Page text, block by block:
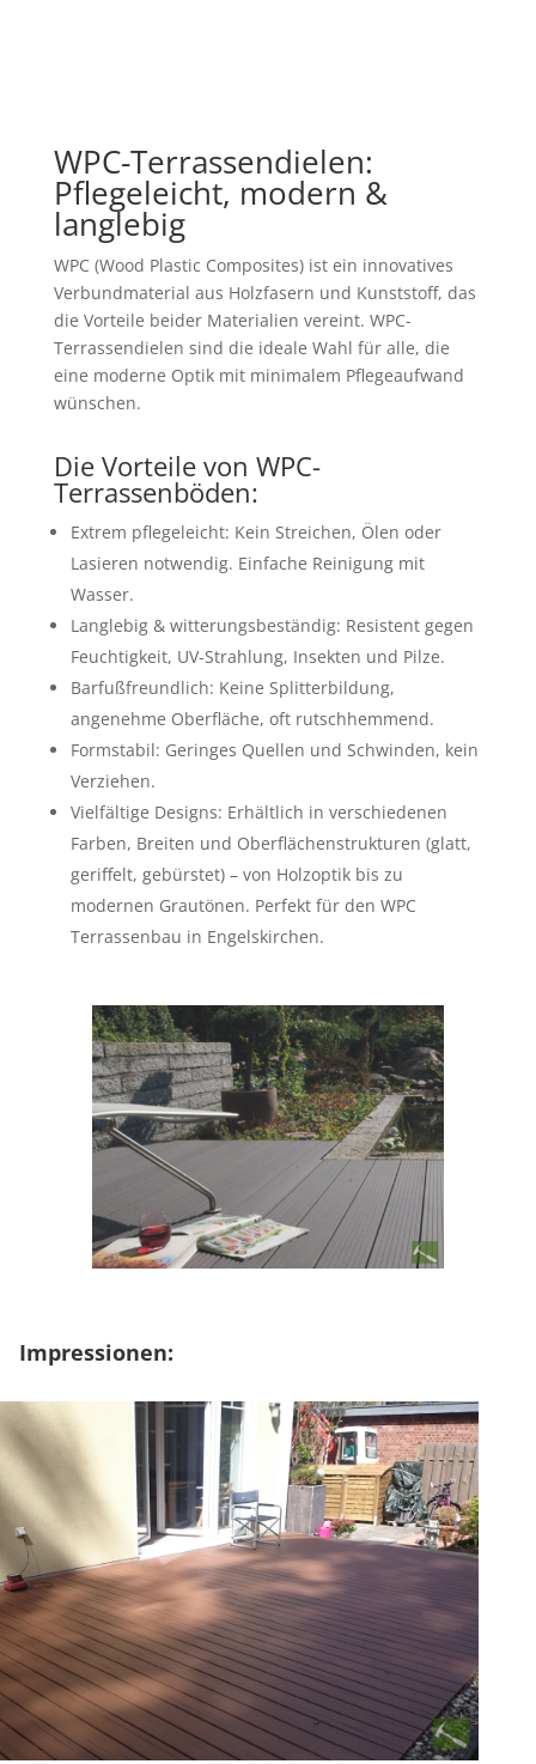
WPC-Terrassendielen:
Pflegeleicht, modern &
langlebig
WPC (Wood Plastic Composites) ist ein innovatives
Verbundmaterial aus Holzfasern und Kunststoff, das
die Vorteile beider Materialien vereint. WPC-
Terrassendielen sind die ideale Wahl für alle, die
eine moderne Optik mit minimalem Pflegeaufwand
wünschen.
Die Vorteile von WPC-
Terrassenböden:
Extrem pflegeleicht: Kein Streichen, Ölen oder
Lasieren notwendig. Einfache Reinigung mit
Wasser.
Langlebig & witterungsbeständig: Resistent gegen
Feuchtigkeit, UV-Strahlung, Insekten und Pilze.
Barfußfreundlich: Keine Splitterbildung,
angenehme Oberfläche, oft rutschhemmend.
Formstabil: Geringes Quellen und Schwinden, kein
Verziehen.
Vielfältige Designs: Erhältlich in verschiedenen
Farben, Breiten und Oberflächenstrukturen (glatt,
geriffelt, gebürstet) – von Holzoptik bis zu
modernen Grautönen. Perfekt für den WPC
Terrassenbau in Engelskirchen.
Impressionen: